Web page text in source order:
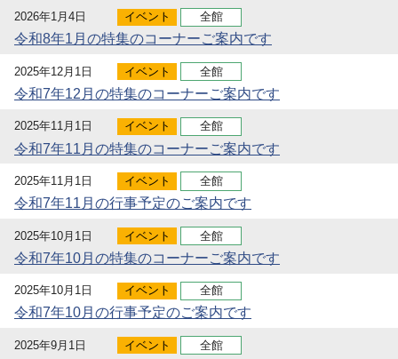
2026年1月4日 イベント 全館
令和8年1月の特集のコーナーご案内です
2025年12月1日 イベント 全館
令和7年12月の特集のコーナーご案内です
2025年11月1日 イベント 全館
令和7年11月の特集のコーナーご案内です
2025年11月1日 イベント 全館
令和7年11月の行事予定のご案内です
2025年10月1日 イベント 全館
令和7年10月の特集のコーナーご案内です
2025年10月1日 イベント 全館
令和7年10月の行事予定のご案内です
2025年9月1日 イベント 全館